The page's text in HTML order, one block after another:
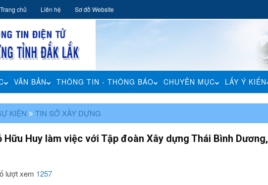
Trang chủ Liên hệ Sơ đồ Website
VĂN BẢN THÔNG TIN - THÔNG BÁO CHUYÊN MỤC LẤY Ý KIẾN
KIỆN TIN SỞ XÂY DỰNG
Hữu Huy làm việc với Tập đoàn Xây dựng Thái Bình Dương,
lượt xem 1257